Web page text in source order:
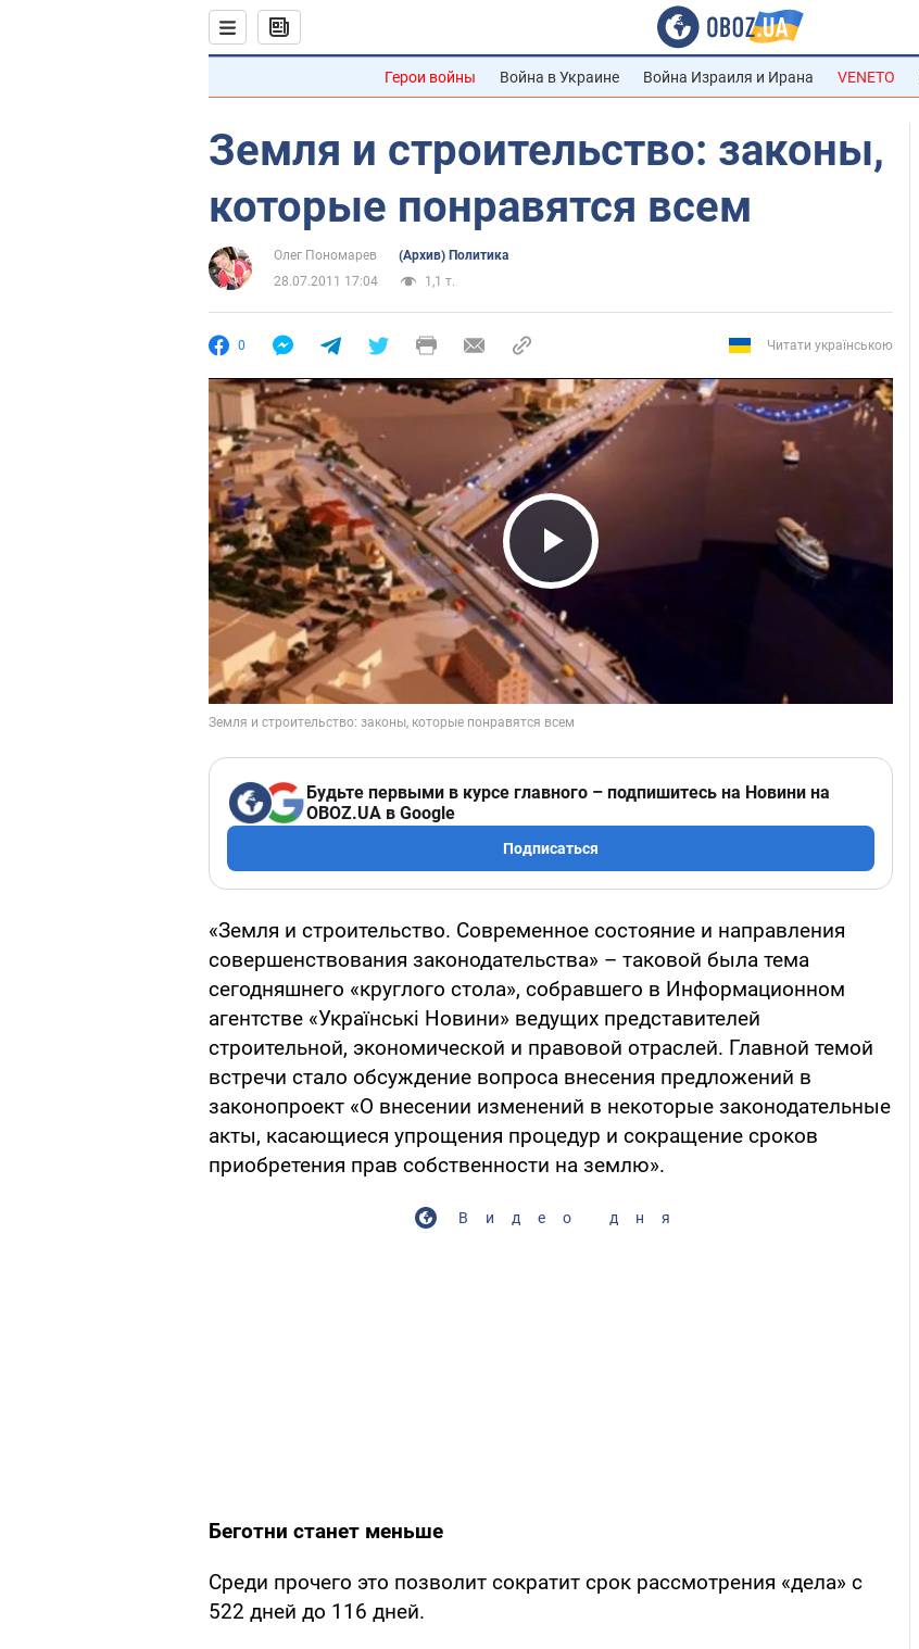
Герои войны Война в Украине Война Израиля и Ирана VENETO
Земля и строительство: законы,
которые понравятся всем
Олег Пономарев
(Архив) Политика
28.07.2011 17:04
1,1 т.
0 Читати українською
Play Video
Будьте первыми в курсе главного – подпишитесь на Новини на
OBOZ.UA в Google
Подписаться
«Земля и строительство. Современное состояние и направления
совершенствования законодательства» – таковой была тема
сегодняшнего «круглого стола», собравшего в Информационном
агентстве «Українські Новини» ведущих представителей
строительной, экономической и правовой отраслей. Главной темой
встречи стало обсуждение вопроса внесения предложений в
законопроект «О внесении изменений в некоторые законодательные
акты, касающиеся упрощения процедур и сокращение сроков
приобретения прав собственности на землю».
Видео дня
Беготни станет меньше
Среди прочего это позволит сократит срок рассмотрения «дела» с
522 дней до 116 дней.